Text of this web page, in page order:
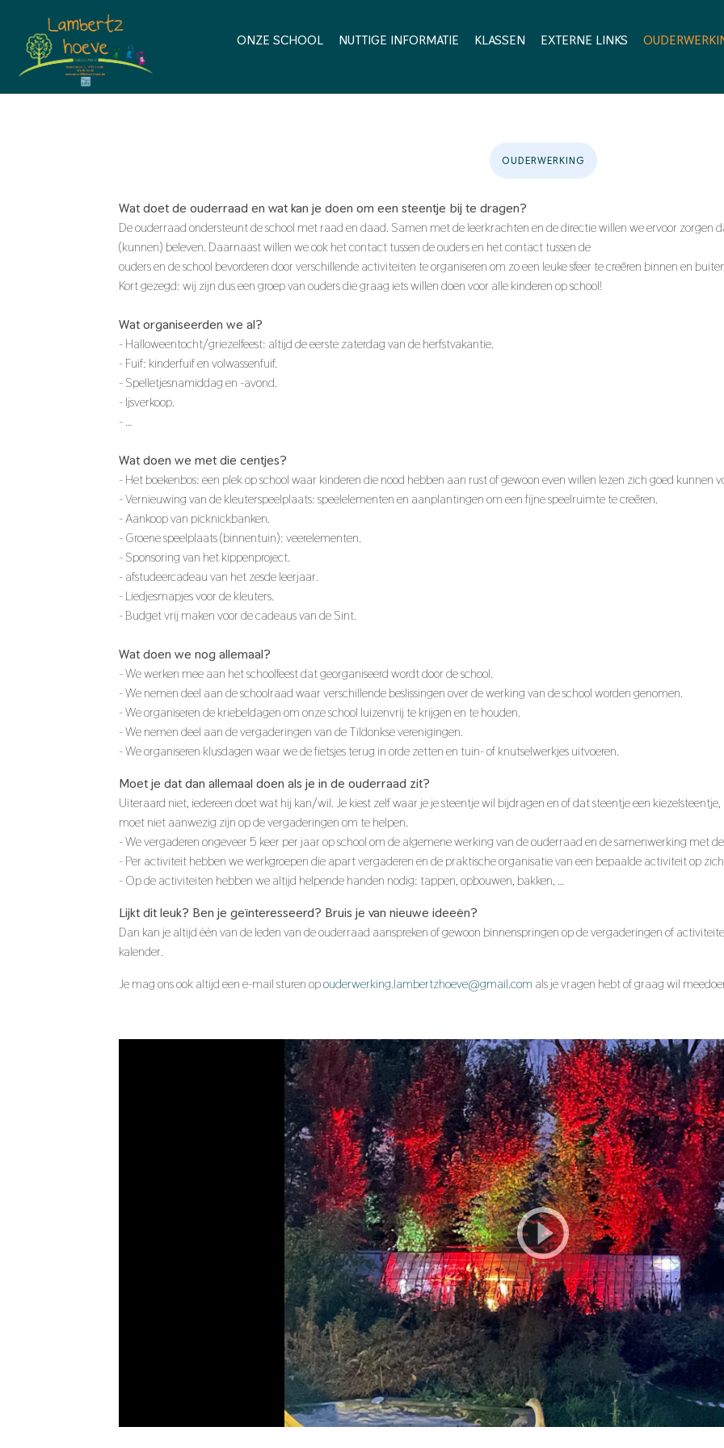
ONZE SCHOOL NUTTIGE INFORMATIE KLASSEN EXTERNE LINKS
OUDERWERKING
Wat doet de ouderraad en wat kan je doen om een steentje bij te dragen?
De ouderraad ondersteunt de school met raad en daad. Samen met de leerkrachten en de directie willen we ervoor zorgen
(kunnen) beleven. Daarnaast willen we ook het contact tussen de ouders en het contact tussen de
ouders en de school bevorderen door verschillende activiteiten te organiseren om zo een leuke sfeer te creëren binnen en
Kort gezegd: wij zijn dus een groep van ouders die graag iets willen doen voor alle kinderen op school!
Wat organiseerden we al?
- Halloweentocht/griezelfeest: altijd de eerste zaterdag van de herfstvakantie.
- Fuif: kinderfuif en volwassenfuif.
- Spelletjesnamiddag en -avond.
- Ijsverkoop.
- …
Wat doen we met die centjes?
- Het boekenbos: een plek op school waar kinderen die nood hebben aan rust of gewoon even willen lezen zich goed kunnen
- Vernieuwing van de kleuterspeelplaats: speelelementen en aanplantingen om een fijne speelruimte te creëren.
- Aankoop van picknickbanken.
- Groene speelplaats (binnentuin): veerelementen.
- Sponsoring van het kippenproject.
- afstudeercadeau van het zesde leerjaar.
- Liedjesmapjes voor de kleuters.
- Budget vrij maken voor de cadeaus van de Sint.
Wat doen we nog allemaal?
- We werken mee aan het schoolfeest dat georganiseerd wordt door de school.
- We nemen deel aan de schoolraad waar verschillende beslissingen over de werking van de school worden genomen.
- We organiseren de kriebeldagen om onze school luizenvrij te krijgen en te houden.
- We nemen deel aan de vergaderingen van de Tildonkse verenigingen.
- We organiseren klusdagen waar we de fietsjes terug in orde zetten en tuin- of knutselwerkjes uitvoeren.
Moet je dat dan allemaal doen als je in de ouderraad zit?
Uiteraard niet, iedereen doet wat hij kan/wil. Je kiest zelf waar je je steentje wil bijdragen en of dat steentje een kiezelsteentje,
moet niet aanwezig zijn op de vergaderingen om te helpen.
- We vergaderen ongeveer 5 keer per jaar op school om de algemene werking van de ouderraad en de samenwerking met de
- Per activiteit hebben we werkgroepen die apart vergaderen en de praktische organisatie van een bepaalde activiteit op
- Op de activiteiten hebben we altijd helpende handen nodig: tappen, opbouwen, bakken, …
Lijkt dit leuk? Ben je geïnteresseerd? Bruis je van nieuwe ideeën?
Dan kan je altijd één van de leden van de ouderraad aanspreken of gewoon binnenspringen op de vergaderingen of
kalender.
Je mag ons ook altijd een e-mail sturen opouderwerking.lambertzhoeve@gmail.com als je vragen hebt of graag wil